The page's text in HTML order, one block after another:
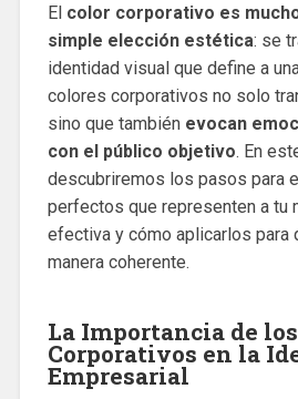
El color corporativo es
simple elección estética: se
identidad visual que define a
colores corporativos no solo
sino que también evocan
con el público objetivo. En
descubriremos los pasos para
perfectos que representen a tu
efectiva y cómo aplicarlos para
manera coherente.
La Importancia de
Corporativos en la
Empresarial